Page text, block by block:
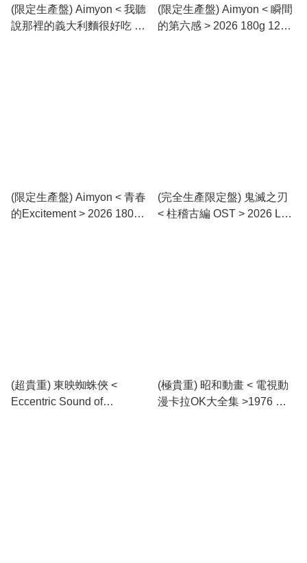
(限定生產盤) Aimyon < 我聽
說那裡的義大利麵很好吃 >
(限定生產盤) Aimyon < 瞬間
的第六感 > 2026 180g 12寸
(限定生產盤) Aimyon < 青春
的Excitement > 2026 180g
(完全生產限定盤) 鬼滅之刃
< 柱稽古編 OST > 2026 LP
(超貴重) 東映蜘蛛俠 <
Eccentric Sound of
(極貴重) 昭和動畫 < 電視動
漫卡拉OK大全集 >1976 黑